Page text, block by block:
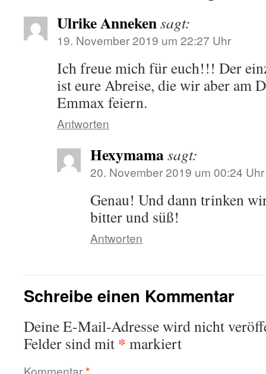
Ulrike Annekensagt:
19. November 2019 um 22:27 Uhr
Ich freue mich für euch!!! Der
ist eure Abreise, die wir aber am
Emmax feiern.
Antworten
Hexymamasagt:
20. November 2019 um 00:24 Uhr
Genau! Und dann trinken
bitter und süß!
Antworten
Schreibe einen Kommentar
Deine E-Mail-Adresse wird nicht
Felder sind mit * markiert
Kommentar